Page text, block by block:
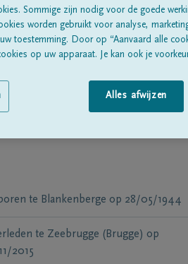
Alle
te Blankenberge op 28/05/1944
te Zeebrugge (Brugge) op
2015
Sommige zijn nodig voor de goede
worden gebruikt voor analyse,
toestemming. Door op “Aanvaard alle
op uw apparaat. Je kan ook je
Alles afwijzen